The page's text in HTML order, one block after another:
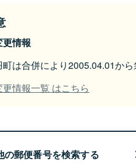
情報
は合併により2005.04.01か
情報一覧 はこちら
の郵便番号を検索する